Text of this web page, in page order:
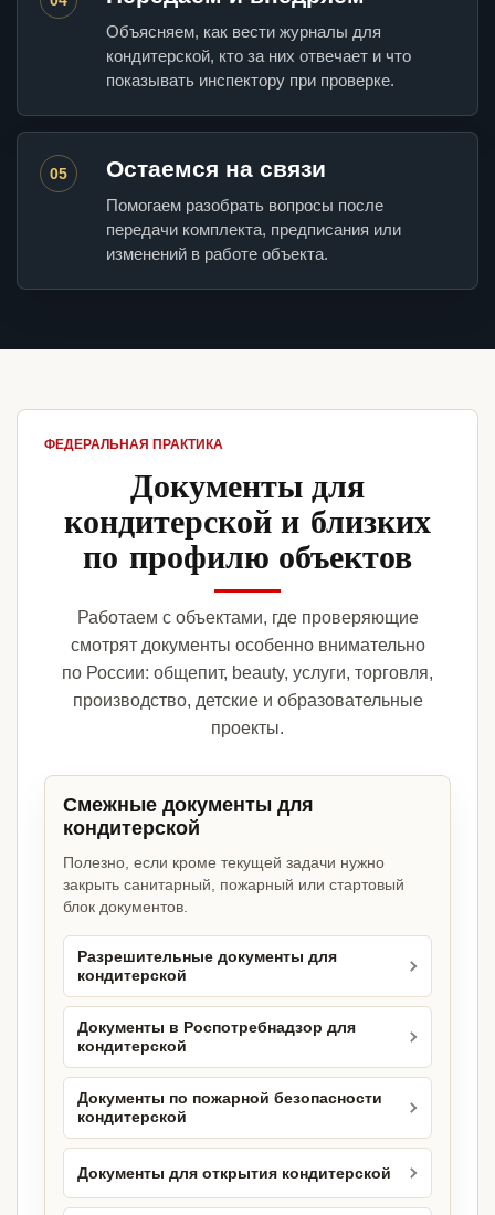
Объясняем, как вести журналы для
кондитерской, кто за них отвечает и что
показывать инспектору при проверке.
05 Остаемся на связи
Помогаем разобрать вопросы после
передачи комплекта, предписания или
изменений в работе объекта.
ФЕДЕРАЛЬНАЯ ПРАКТИКА
Документы для
кондитерской и близких
по профилю объектов
Работаем с объектами, где проверяющие
смотрят документы особенно внимательно
по России: общепит, beauty, услуги, торговля,
производство, детские и образовательные
проекты.
Смежные документы для
кондитерской
Полезно, если кроме текущей задачи нужно
закрыть санитарный, пожарный или стартовый
блок документов.
Разрешительные документы для
кондитерской
Документы в Роспотребнадзор для
кондитерской
Документы по пожарной безопасности
кондитерской
Документы для открытия кондитерской